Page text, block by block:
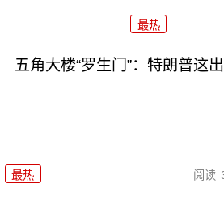
最热
五角大楼“罗生门”：特朗普这
最热 阅读